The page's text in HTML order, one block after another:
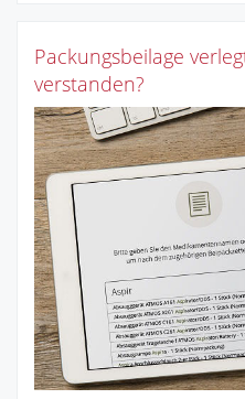
Packungsbeilage
verstanden?